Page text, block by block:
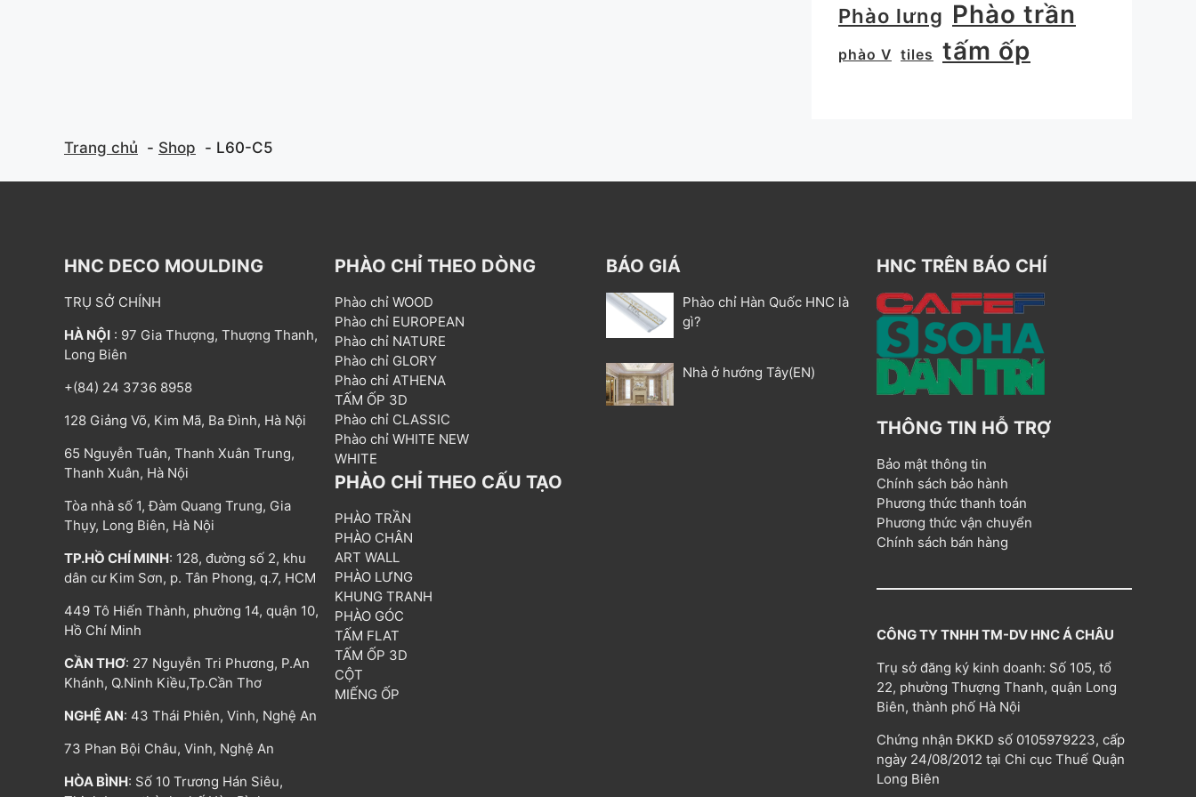
Phào lưng Phào trần
phào V tiles tấm ốp
Trang chủ Shop L60-C5
HNC DECO MOULDING
TRỤ SỞ CHÍNH
HÀ NỘI : 97 Gia Thượng, Thượng Thanh,
Long Biên
+(84) 24 3736 8958
128 Giảng Võ, Kim Mã, Ba Đình, Hà Nội
65 Nguyễn Tuân, Thanh Xuân Trung,
Thanh Xuân, Hà Nội
Tòa nhà số 1, Đàm Quang Trung, Gia
Thụy, Long Biên, Hà Nội
TP.HỒ CHÍ MINH: 128, đường số 2, khu
dân cư Kim Sơn, p. Tân Phong, q.7, HCM
449 Tô Hiến Thành, phường 14, quận 10,
Hồ Chí Minh
CẦN THƠ: 27 Nguyễn Tri Phương, P.An
Khánh, Q.Ninh Kiều,Tp.Cần Thơ
NGHỆ AN: 43 Thái Phiên, Vinh, Nghệ An
73 Phan Bội Châu, Vinh, Nghệ An
HÒA BÌNH: Số 10 Trương Hán Siêu,
PHÀO CHỈ THEO DÒNG
Phào chỉ WOOD
Phào chỉ EUROPEAN
Phào chỉ NATURE
Phào chỉ GLORY
Phào chỉ ATHENA
TẤM ỐP 3D
Phào chỉ CLASSIC
Phào chỉ WHITE NEW
WHITE
PHÀO CHỈ THEO CẤU TẠO
PHÀO TRẦN
PHÀO CHÂN
ART WALL
PHÀO LƯNG
KHUNG TRANH
PHÀO GÓC
TẤM FLAT
TẤM ỐP 3D
CỘT
MIẾNG ỐP
BÁO GIÁ
Phào chỉ Hàn Quốc HNC là
gì?
Nhà ở hướng Tây(EN)
HNC TRÊN BÁO CHÍ
THÔNG TIN HỖ TRỢ
Bảo mật thông tin
Chính sách bảo hành
Phương thức thanh toán
Phương thức vận chuyển
Chính sách bán hàng
CÔNG TY TNHH TM-DV HNC Á CHÂU
Trụ sở đăng ký kinh doanh: Số 105, tổ
22, phường Thượng Thanh, quận Long
Biên, thành phố Hà Nội
Chứng nhận ĐKKD số 0105979223, cấp
ngày 24/08/2012 tại Chi cục Thuế Quận
Long Biên